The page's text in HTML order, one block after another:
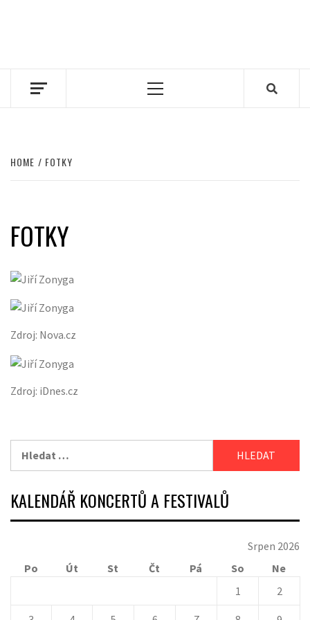
Primary
HOME FOTKY
FOTKY
Zdroj: Nova.cz
Zdroj: iDnes.cz
KALENDÁŘ KONCERTŮ A FESTIVALŮ
Srpen 2026
Po
Út St Čt Pá So
Ne
1
2